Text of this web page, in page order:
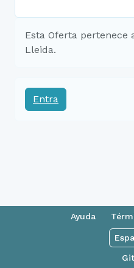
Esta Oferta pertenece
Lleida.
Entra
Ayuda